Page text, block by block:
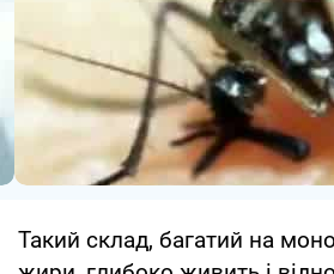
Такий склад, багатий на